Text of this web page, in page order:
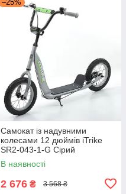
–25%
Самокат із надувними
колесами 12 дюймів iTrike
SR2-043-1-G Сірий
В наявності
2 676 ₴ 3 568 ₴